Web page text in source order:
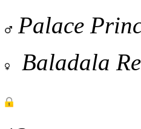
Palace
Baladala